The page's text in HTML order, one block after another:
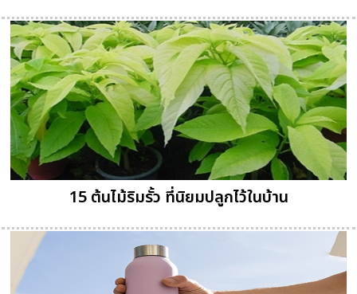
15 ต้นไม้ริมรั้ว ที่นิยมปลูกไว้ในบ้าน